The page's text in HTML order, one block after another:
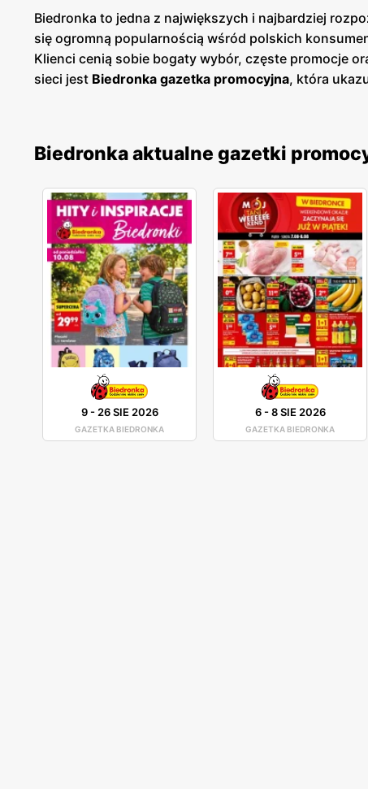
Biedronka to jedna z największych i najbardziej
się ogromną popularnością wśród polskich
Klienci cenią sobie bogaty wybór, częste promocje
sieci jest Biedronka gazetka promocyjna, która
prezentuje aktualne promocje, specjalne oferty i
szeroki wybór produktów pochodzących od
zdrowym trybem życia. Sieć sklepów Biedronka jest
Sklepy są zlokalizowane zarówno w dużych
jakość obsługi oraz komfort zakupów, co
nieustannie dostosowuje swoją ofertę do potrzeb
cenową. To miejsce, gdzie zakupy stają się
Biedronka aktualne gazetki
9- 26 SIE 2026
GAZETKA BIEDRONKA
6-8 SIE 2026
GAZETKA BIEDRONKA